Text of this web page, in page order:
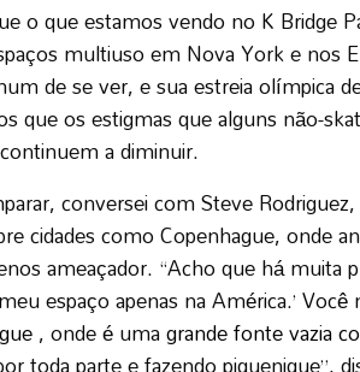
o que estamos vendo no K Bridge
multiuso em Nova York e nos
de se ver, e sua estreia olímpica
que os estigmas que alguns não-
a diminuir.
conversei com Steve
cidades como Copenhague, onde
ameaçador. “Acho que há muita
espaço apenas na América.’
, onde é umagrande fonte vazia